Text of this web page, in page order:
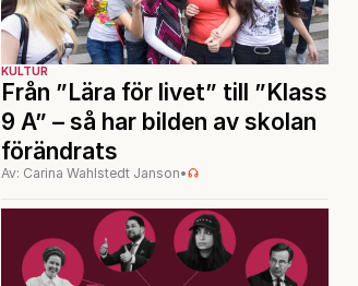
KULTUR
Från ”Lära för livet” till ”Klass
9 A” – så har bilden av skolan
förändrats
Av: Carina Wahlstedt Janson•